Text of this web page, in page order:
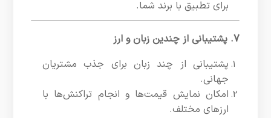
برای تطبیق با برند شما.
7. پشتیبانی از چندین زبان و ارز
پشتیبانی از چند زبان برای جذب مشتریان
جهانی.
امکان نمایش قیمت‌ها و انجام تراکنش‌ها با
ارزهای مختلف.